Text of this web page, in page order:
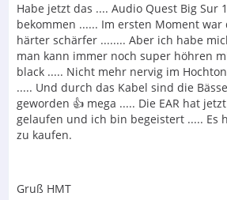
Habe jetzt das .... Audio Quest Big Sur
bekommen ...... Im ersten Moment
härter schärfer ........ Aber ich habe
man kann immer noch super höhren
black ..... Nicht mehr nervig im
..... Und durch das Kabel sind die
geworden 👍 mega ..... Die EAR hat
gelaufen und ich bin begeistert ..... Es
zu kaufen.
Gruß HMT